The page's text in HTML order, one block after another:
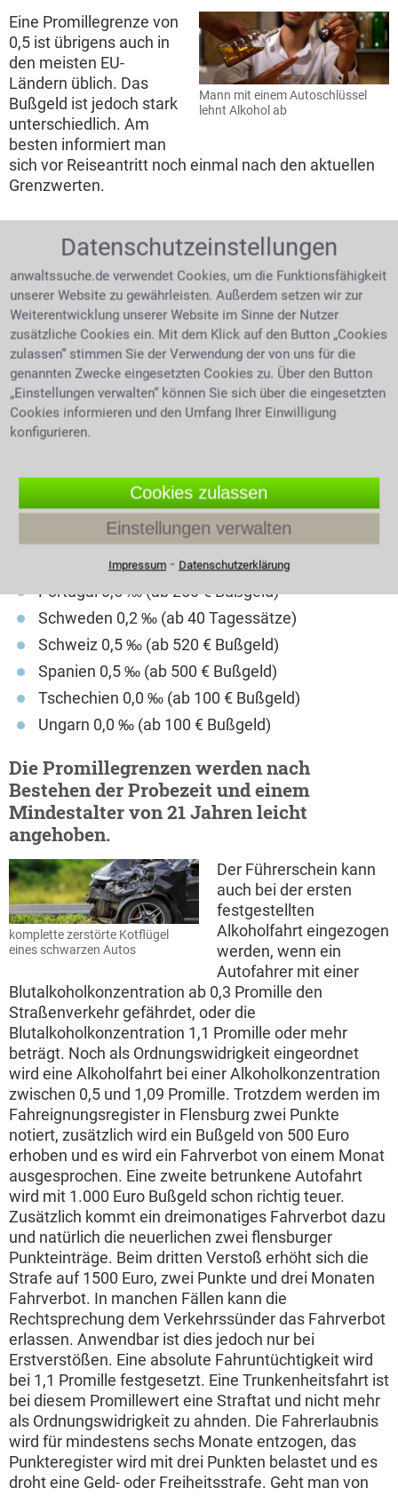
Mann mit einem Autoschlüssel
lehnt Alkohol ab
Eine Promillegrenze von
0,5 ist übrigens auch in
den meisten EU-
Ländern üblich. Das
Bußgeld ist jedoch stark
unterschiedlich. Am
besten informiert man
sich vor Reiseantritt noch einmal nach den aktuellen
Grenzwerten.
Die allgemeine Promillegrenze liegt bei
unseren europäischen Nachbarn in
Belgien bei 0,5 ‰ (180 € Bußgeld)
Dänemark bei 0,5 ‰ (ein Monatsverdienst)
Finnland 0,5 ‰ (ab 15 Tagessätzen)
Frankreich 0,5 ‰ (ab 135 € Bußgeld)
Griechenland 0,5 ‰ (ab 80 € Bußgeld)
Großbritannien 0,5 ‰ (ab 80 € Bußgeld)
Kroatien 0,5 ‰ (ab 95 € Bußgeld)
Niederlande 0,5 ‰ (ab 325 € Bußgeld)
Österreich 0,5 ‰ (ab 300 € Bußgeld)
Polen 0,2 ‰ (bis 1.200 € Bußgeld)
Portugal 0,5 ‰ (ab 250 € Bußgeld)
Schweden 0,2 ‰ (ab 40 Tagessätze)
Schweiz 0,5 ‰ (ab 520 € Bußgeld)
Spanien 0,5 ‰ (ab 500 € Bußgeld)
Tschechien 0,0 ‰ (ab 100 € Bußgeld)
Ungarn 0,0 ‰ (ab 100 € Bußgeld)
Die Promillegrenzen werden nach
Bestehen der Probezeit und einem
Mindestalter von 21 Jahren leicht
angehoben.
komplette zerstörte Kotflügel
eines schwarzen Autos
Der Führerschein kann
auch bei der ersten
festgestellten
Alkoholfahrt eingezogen
werden, wenn ein
Autofahrer mit einer
Blutalkoholkonzentration ab 0,3 Promille den
Straßenverkehr gefährdet, oder die
Blutalkoholkonzentration 1,1 Promille oder mehr
beträgt. Noch als Ordnungswidrigkeit eingeordnet
wird eine Alkoholfahrt bei einer Alkoholkonzentration
zwischen 0,5 und 1,09 Promille. Trotzdem werden im
Fahreignungsregister in Flensburg zwei Punkte
notiert, zusätzlich wird ein Bußgeld von 500 Euro
erhoben und es wird ein Fahrverbot von einem Monat
ausgesprochen. Eine zweite betrunkene Autofahrt
wird mit 1.000 Euro Bußgeld schon richtig teuer.
Zusätzlich kommt ein dreimonatiges Fahrverbot dazu
und natürlich die neuerlichen zwei flensburger
Punkteinträge. Beim dritten Verstoß erhöht sich die
Strafe auf 1500 Euro, zwei Punkte und drei Monaten
Fahrverbot. In manchen Fällen kann die
Rechtsprechung dem Verkehrssünder das Fahrverbot
erlassen. Anwendbar ist dies jedoch nur bei
Erstverstößen. Eine absolute Fahruntüchtigkeit wird
bei 1,1 Promille festgesetzt. Eine Trunkenheitsfahrt ist
bei diesem Promillewert eine Straftat und nicht mehr
als Ordnungswidrigkeit zu ahnden. Die Fahrerlaubnis
wird für mindestens sechs Monate entzogen, das
Punkteregister wird mit drei Punkten belastet und es
droht eine Geld- oder Freiheitsstrafe. Geht man von
Datenschutzeinstellungen
anwaltssuche.de verwendet Cookies, um die Funktionsfähigkeit
unserer Website zu gewährleisten. Außerdem setzen wir zur
Weiterentwicklung unserer Website im Sinne der Nutzer
zusätzliche Cookies ein. Mit dem Klick auf den Button „Cookies
zulassen“ stimmen Sie der Verwendung der von uns für die
genannten Zwecke eingesetzten Cookies zu. Über den Button
„Einstellungen verwalten“ können Sie sich über die eingesetzten
Cookies informieren und den Umfang Ihrer Einwilligung
konfigurieren.
Cookies zulassen
Einstellungen verwalten
Impressum⁃ Datenschutzerklärung